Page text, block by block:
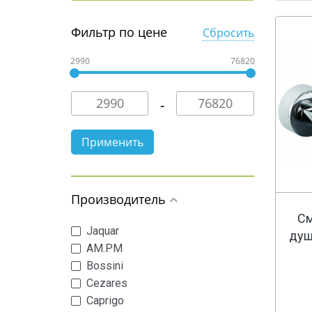
Фильтр по цене Сбросить
2990 76820
Производитель
Jaquar
AM.PM
Bossini
Cezares
Caprigo